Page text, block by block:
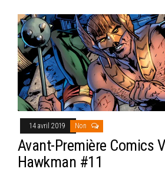
14 avril 2019 Non
Avant-Première Comics
Hawkman #11